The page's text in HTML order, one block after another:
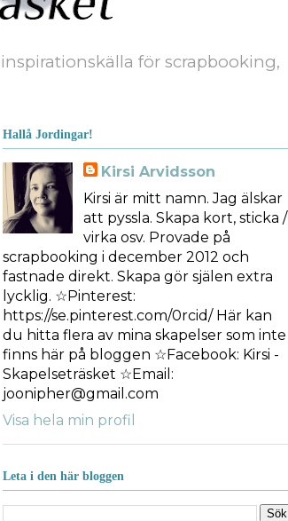
för scrapbooking,
Hallå Jordingar!
Kirsi Arvidsson
Kirsi är mitt namn. Jag älskar
att pyssla. Skapa kort, sticka /
virka osv. Provade på
scrapbooking i december 2012 och
fastnade direkt. Skapa gör själen extra
lycklig. ☆Pinterest:
https://se.pinterest.com/0rcid/ Här kan
du hitta flera av mina skapelser som inte
finns här på bloggen ☆Facebook: Kirsi -
Skapelseträsket ☆Email:
joonipher@gmail.com
Visa hela min profil
Leta i den här bloggen